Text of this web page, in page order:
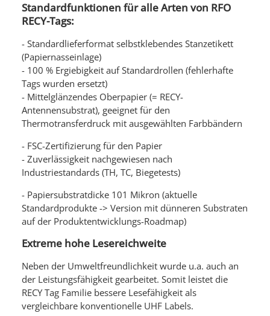
Standardfunktionen für alle Arten von RFO
RECY-Tags:
- Standardlieferformat selbstklebendes Stanzetikett
(Papiernasseinlage)
- 100 % Ergiebigkeit auf Standardrollen (fehlerhafte
Tags wurden ersetzt)
- Mittelglänzendes Oberpapier (= RECY-
Antennensubstrat), geeignet für den
Thermotransferdruck mit ausgewählten Farbbändern
- FSC-Zertifizierung für den Papier
- Zuverlässigkeit nachgewiesen nach
Industriestandards (TH, TC, Biegetests)
- Papiersubstratdicke 101 Mikron (aktuelle
Standardprodukte -> Version mit dünneren Substraten
auf der Produktentwicklungs-Roadmap)
Extreme hohe Lesereichweite
Neben der Umweltfreundlichkeit wurde u.a. auch an
der Leistungsfähigkeit gearbeitet. Somit leistet die
RECY Tag Familie bessere Lesefähigkeit als
vergleichbare konventionelle UHF Labels.